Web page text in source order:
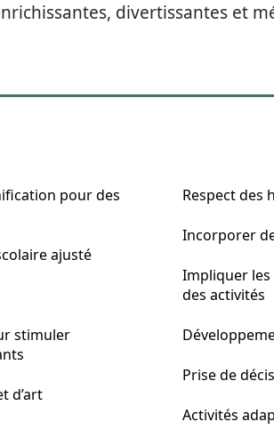
divertissantes et
pour des
ajusté
stimuler
d’art
Respect des
Incorporer
Impliquer les
des activités
Prise de
Activités